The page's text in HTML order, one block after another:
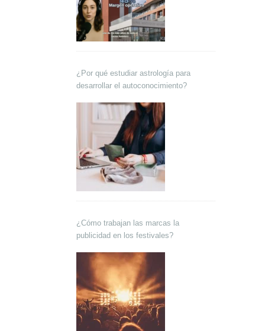
¿Por qué estudiar astrología para
desarrollar el autoconocimiento?
¿Cómo trabajan las marcas la
publicidad en los festivales?